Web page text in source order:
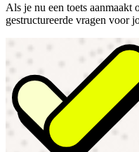
Als je nu een toets
gestructureerde vragen voor